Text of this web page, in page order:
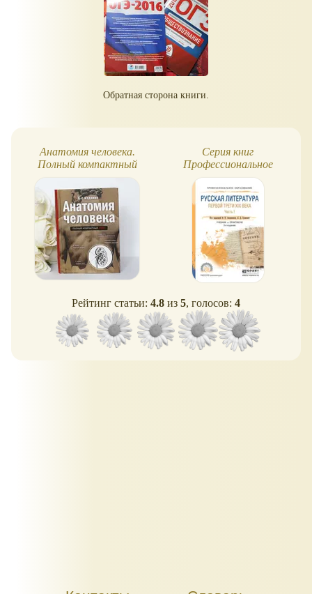
Обратная сторона книги.
Анатомия человека.
Полный компактный
Серия книг
Профессиональное
образование (Юрайт)
Рейтинг статьи: 4.8 из 5, голосов: 4